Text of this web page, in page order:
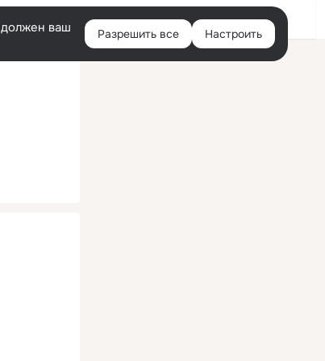
Войти
ваш
Разрешить все Настроить